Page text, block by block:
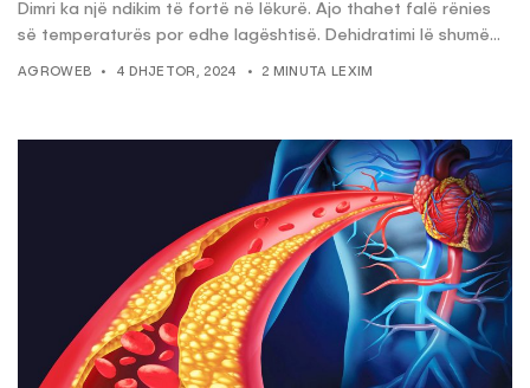
Dimri ka një ndikim të fortë në lëkurë. Ajo thahet falë rënies
së temperaturës por edhe lagështisë. Dehidratimi lë shumë...
AGROWEB 4 DHJETOR, 2024 2 MINUTA LEXIM